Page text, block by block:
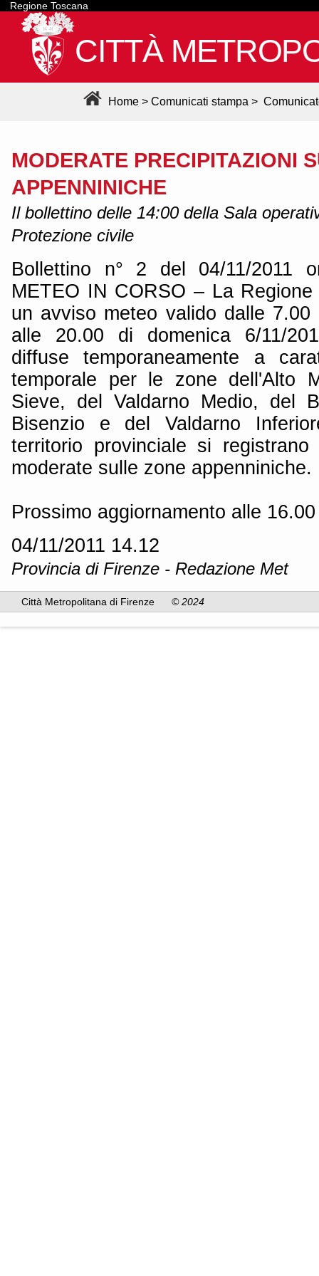
Regione Toscana
CITTÀ
Home > Comunicati stampa >
MODERATE PRECIPITAZIONI
APPENNINICHE
Il bollettino delle 14:00 della Sala
Protezione civile
Bollettino n° 2 del 04/11/2011
METEO IN CORSO – La
un avviso meteo valido dalle 7.00
alle 20.00 di domenica 6/11/
diffuse temporaneamente a
temporale per le zone dell'Alto
Sieve, del Valdarno Medio, del
Bisenzio e del Valdarno
territorio provinciale si
moderate sulle zone appenniniche.
Prossimo aggiornamento alle
04/11/2011 14.12
Provincia di Firenze - Redazione Met
Città Metropolitana di Firenze © 2024